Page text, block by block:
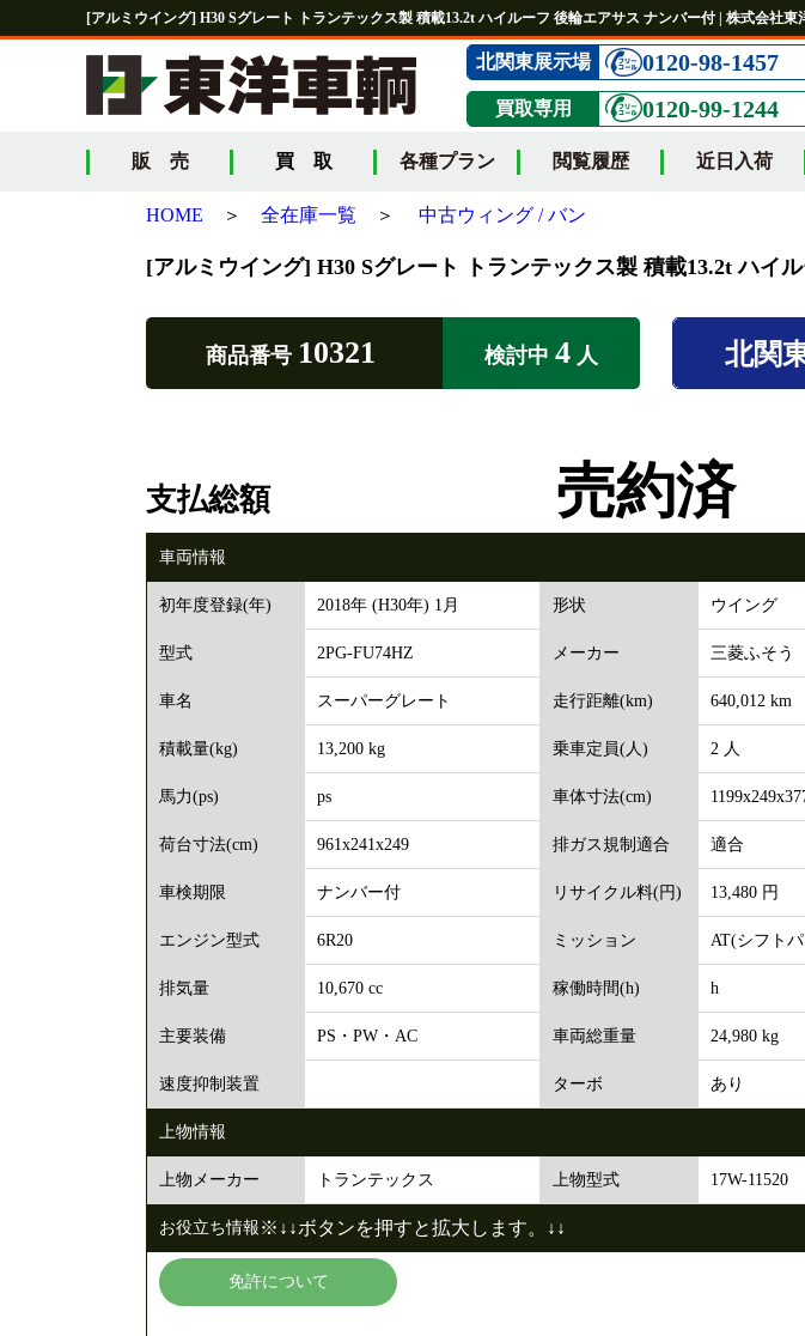
[アルミウイング] H30 Sグレート トランテックス製 積載13.2t ハイルーフ 後輪エアサス ナンバー付 | 株式会社東
北関東展示場 0120-98-1457
買取専用 0120-99-1244
販 売 買 取 各種プラン 閲覧履歴 近日入荷
HOME ＞ 全在庫一覧 ＞ 中古ウィング / バン
[アルミウイング] H30 Sグレート トランテックス製 積載13.2t ハイ
商品番号 10321 検討中 4 人 北関
支払総額 売約済
車両情報
初年度登録(年) 2018年 (H30年) 1月 形状 ウイング
型式 2PG-FU74HZ メーカー 三菱ふそう
車名 スーパーグレート 走行距離(km) 640,012 km
積載量(kg) 13,200 kg 乗車定員(人) 2 人
馬力(ps) ps 車体寸法(cm)
荷台寸法(cm) 961x241x249 排ガス規制適合 適合
車検期限 ナンバー付 リサイクル料(円) 13,480 円
エンジン型式 6R20 ミッション AT(シフト
排気量 10,670 cc 稼働時間(h) h
主要装備 PS・PW・AC 車両総重量 24,980 kg
速度抑制装置 ターボ あり
上物情報
上物メーカー トランテックス 上物型式 17W-11520
お役立ち情報 ※↓↓ボタンを押すと拡大します。↓↓
免許について